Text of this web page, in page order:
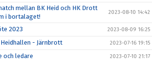
mellan BK Heid och HK Drott
i bortalaget!
2023-08-10 14:42
2023 2023-08-09 16:25
- Järnbrott 2023-07-16 19:15
och ledare 2023-07-10 21:17